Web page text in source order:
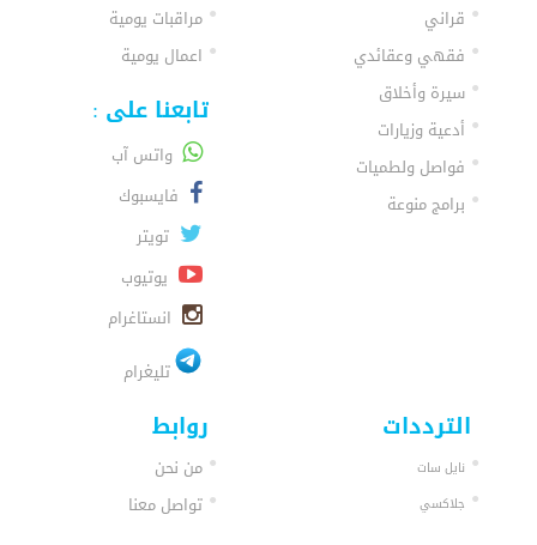
قراني
فقهي وعقائدي
سيرة وأخلاق
أدعية وزيارات
فواصل ولطميات
برامج منوعة
مراقبات يومية
اعمال يومية
تابعنا على :
واتس آب
فايسبوك
تويتر
يوتيوب
انستاغرام
تليغرام
الترددات
نايل سات
جلاكسي
روابط
من نحن
تواصل معنا